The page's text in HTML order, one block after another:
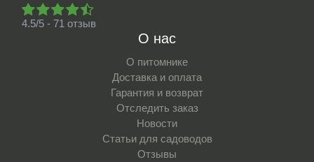
4.5/5 - 71 отзыв
О нас
О питомнике
Доставка и оплата
Гарантия и возврат
Отследить заказ
Новости
Статьи для садоводов
Отзывы